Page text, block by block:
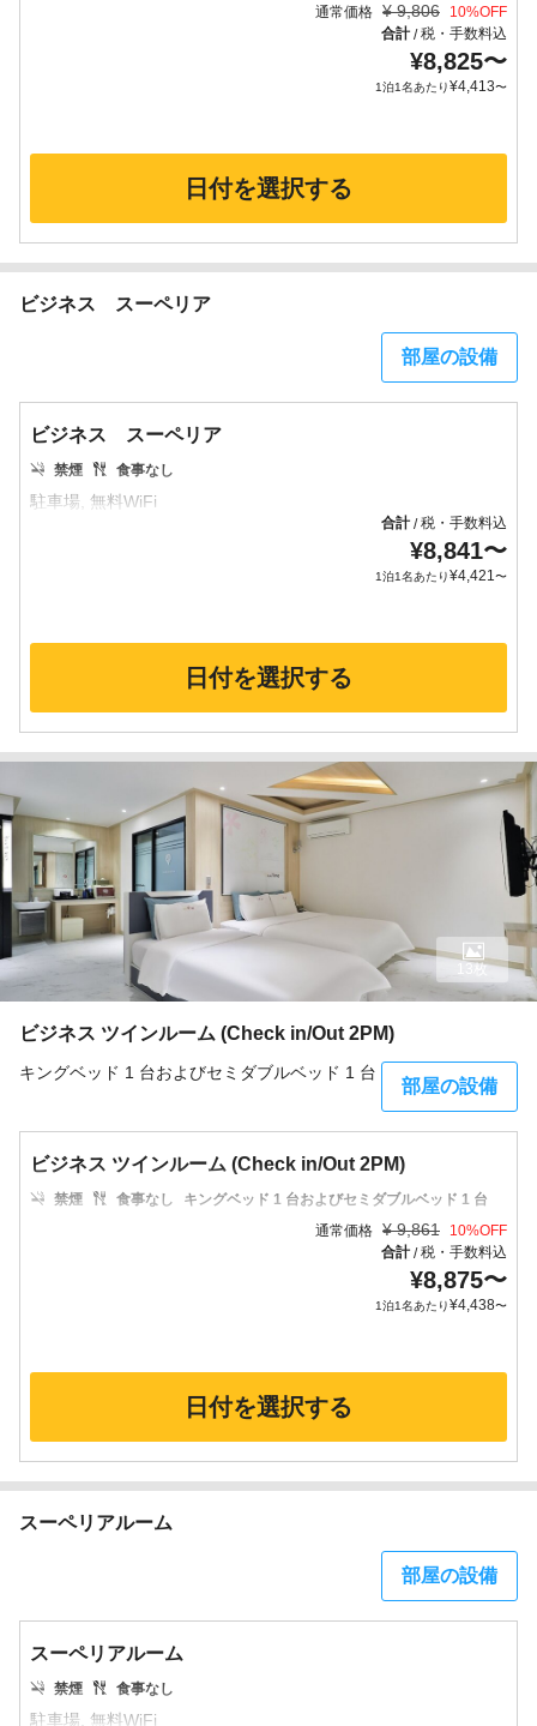
通常価格 ¥ 9,806 10%OFF
合計/税・手数料込
¥8,825〜
1泊1名あたり¥4,413〜
日付を選択する
ビジネス スーペリア
部屋の設備
ビジネス スーペリア
禁煙 食事なし
合計/税・手数料込
¥8,841〜
1泊1名あたり¥4,421〜
日付を選択する
ビジネス ツインルーム (Check in/Out 2PM)
キングベッド 1 台およびセミダブルベッド 1 台
部屋の設備
13枚
ビジネス ツインルーム (Check in/Out 2PM)
禁煙 食事なし
キングベッド 1 台およびセミダブルベッド 1 台
通常価格 ¥ 9,861 10%OFF
合計/税・手数料込
¥8,875〜
1泊1名あたり¥4,438〜
日付を選択する
スーペリアルーム
部屋の設備
スーペリアルーム
禁煙 食事なし